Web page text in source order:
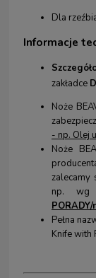
Dla
Informacje
zakładce
Noże
- np. Olej
Noże
zalecamy
np. wg
PORADY/
Pełna
Knife with